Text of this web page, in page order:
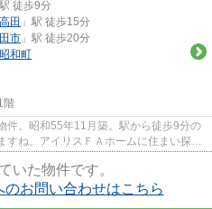
駅 徒歩9分
田 」駅 徒歩15分
市 」駅 徒歩20分
昭和町
階
件。昭和55年11月築。駅から徒歩9分の
すね。アイリスＦＡホームに住まい探し
いた物件です。
お問い合わせはこちら